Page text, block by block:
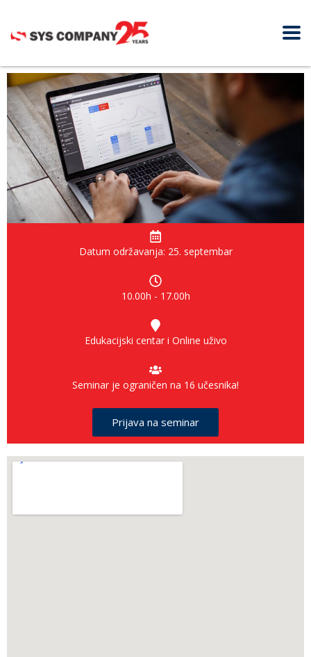
Datum održavanja: 25. septembar
10.00h - 17.00h
Edukacijski centar i Online uživo
Seminar je ograničen na 16 učesnika!
Prijava na seminar